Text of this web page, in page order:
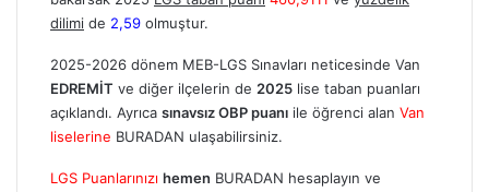
dilimi de 2,59 olmuştur.
2025-2026 dönem MEB-LGS Sınavları neticesinde Van
EDREMİT ve diğer ilçelerin de 2025 lise taban puanları
açıklandı. Ayrıca sınavsız OBP puanı ile öğrenci alan Van
liselerine BURADAN ulaşabilirsiniz.
LGS Puanlarınızı hemen BURADAN hesaplayın ve